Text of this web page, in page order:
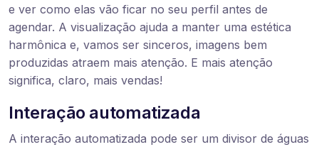
e ver como elas vão ficar no seu perfil antes de
agendar. A visualização ajuda a manter uma estética
harmônica e, vamos ser sinceros, imagens bem
produzidas atraem mais atenção. E mais atenção
significa, claro, mais vendas!
Interação automatizada
A interação automatizada pode ser um divisor de águas